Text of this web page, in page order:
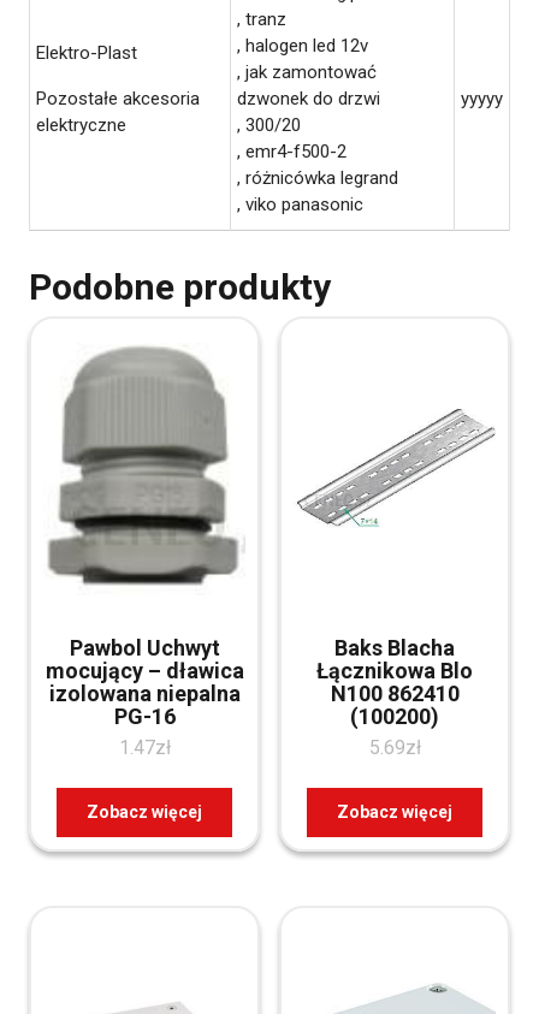
Elektro-Plast
Pozostałe akcesoria
elektryczne
, tranz
, halogen led 12v
, jak zamontować
dzwonek do drzwi
, 300/20
, emr4-f500-2
, różnicówka legrand
, viko panasonic
yyyyy
Podobne produkty
Pawbol Uchwyt
mocujący – dławica
izolowana niepalna
PG-16
1.47zł
Zobacz więcej
Baks Blacha
Łącznikowa Blo
N100 862410
(100200)
5.69zł
Zobacz więcej